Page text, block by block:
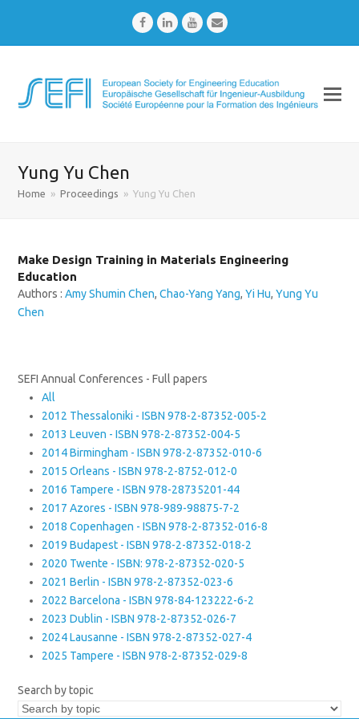
FacebookLinkedInYoutubeEmail
Yung Yu Chen
Home » Proceedings » Yung Yu Chen
Make Design Training in Materials Engineering
Education
Authors :Amy Shumin Chen,Chao-Yang Yang,Yi Hu,Yung Yu
Chen
SEFI Annual Conferences - Full papers
All
2012 Thessaloniki - ISBN 978-2-87352-005-2
2013 Leuven - ISBN 978-2-87352-004-5
2014 Birmingham - ISBN 978-2-87352-010-6
2015 Orleans - ISBN 978-2-8752-012-0
2016 Tampere - ISBN 978-28735201-44
2017 Azores - ISBN 978-989-98875-7-2
2018 Copenhagen - ISBN 978-2-87352-016-8
2019 Budapest - ISBN 978-2-87352-018-2
2020 Twente - ISBN: 978-2-87352-020-5
2021 Berlin - ISBN 978-2-87352-023-6
2022 Barcelona - ISBN 978-84-123222-6-2
2023 Dublin - ISBN 978-2-87352-026-7
2024 Lausanne - ISBN 978-2-87352-027-4
2025 Tampere - ISBN 978-2-87352-029-8
Search by topic